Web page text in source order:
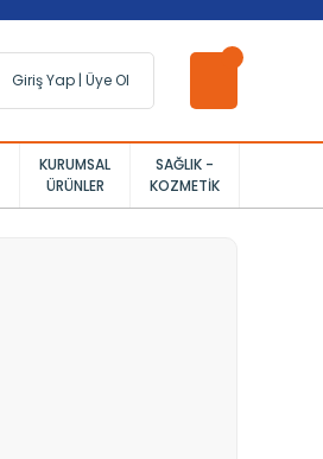
Giriş Yap | Üye Ol
KURUMSAL
ÜRÜNLER
SAĞLIK -
KOZMETIK